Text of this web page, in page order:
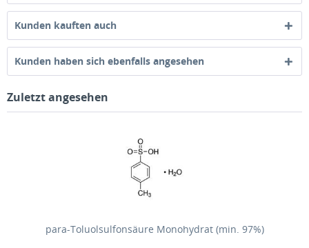
Kunden kauften auch
Kunden haben sich ebenfalls angesehen
Zuletzt angesehen
para-Toluolsulfonsäure Monohydrat (min. 97%)